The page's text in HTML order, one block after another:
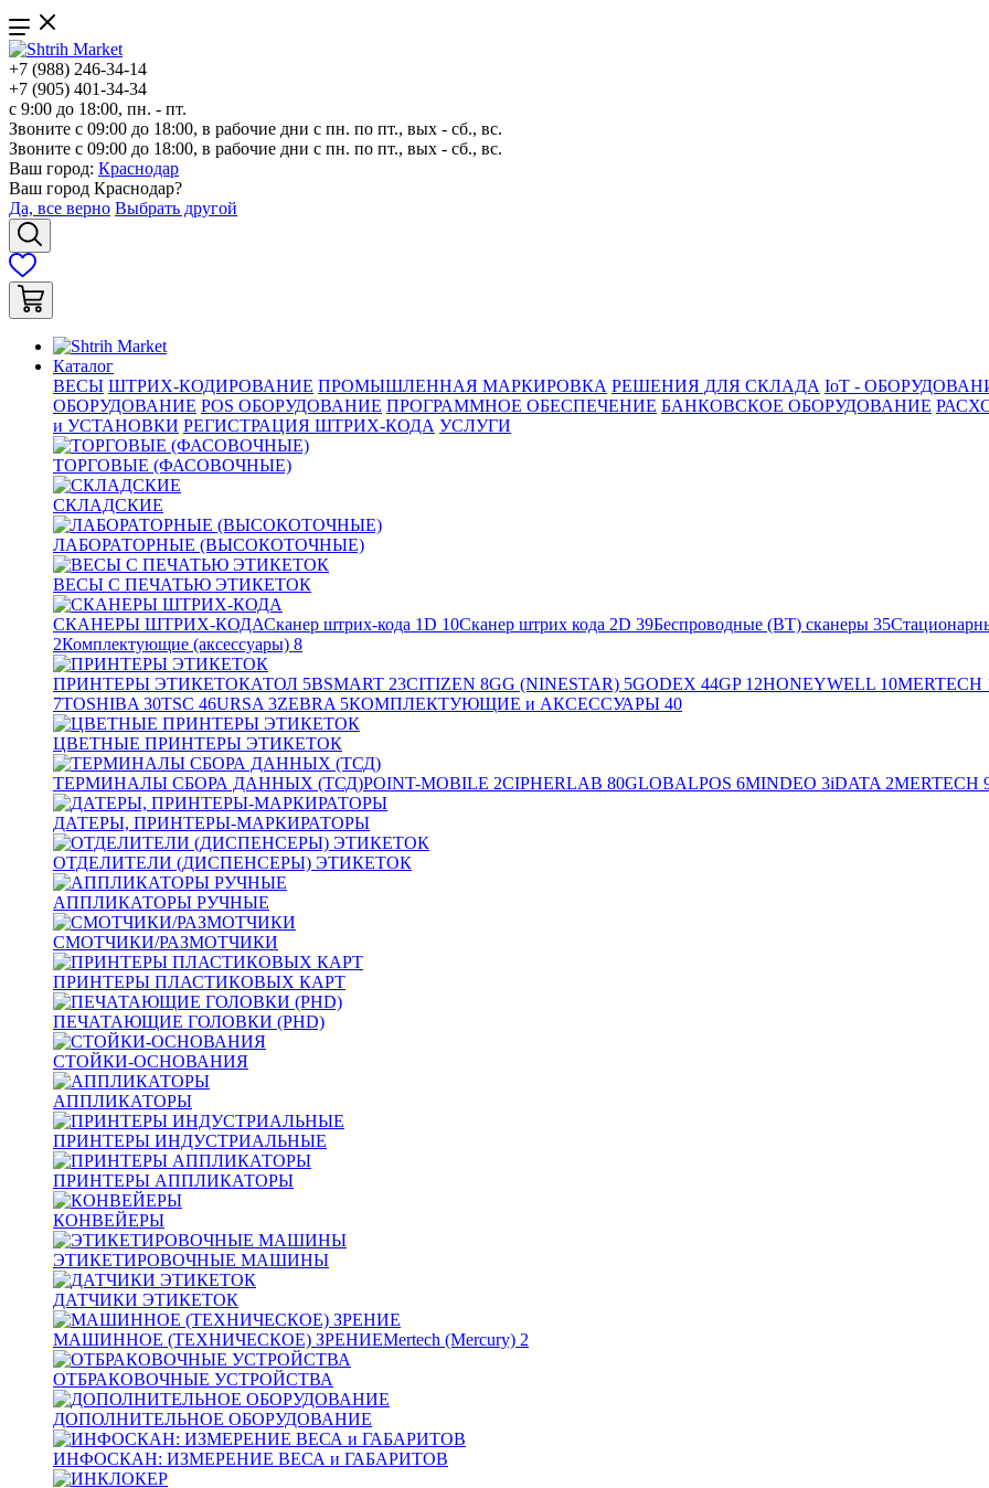
+7 (988) 246-34-14
+7 (905) 401-34-34
с 9:00 до 18:00, пн. - пт.
Звоните с 09:00 до 18:00, в рабочие дни с пн. по пт., вых - сб., вс.
Звоните с 09:00 до 18:00, в рабочие дни с пн. по пт., вых - сб., вс.
Ваш город: Краснодар
Ваш город Краснодар?
Да, все верно Выбрать другой
Каталог
ВЕСЫ ШТРИХ-КОДИРОВАНИЕ ПРОМЫШЛЕННАЯ МАРКИРОВКА РЕШЕНИЯ ДЛЯ СКЛАДА IoT -
ОБОРУДОВАНИЕ POS ОБОРУДОВАНИЕ ПРОГРАММНОЕ ОБЕСПЕЧЕНИЕ БАНКОВСКОЕ ОБОРУДОВАНИЕ
и УСТАНОВКИ РЕГИСТРАЦИЯ ШТРИХ-КОДА УСЛУГИ
ТОРГОВЫЕ (ФАСОВОЧНЫЕ)
СКЛАДСКИЕ
ЛАБОРАТОРНЫЕ (ВЫСОКОТОЧНЫЕ)
ВЕСЫ С ПЕЧАТЬЮ ЭТИКЕТОК
СКАНЕРЫ ШТРИХ-КОДАСканер штрих-кода 1D 10Сканер штрих кода 2D 39Беспроводные (BT) сканеры 35
2Комплектующие (аксессуары) 8
ПРИНТЕРЫ ЭТИКЕТОКАТОЛ 5BSMART 23CITIZEN 8GG (NINESTAR) 5GODEX 44GP12HONEYWELL 10MERTECH
7TOSHIBA 30TSC 46URSA 3ZEBRA 5КОМПЛЕКТУЮЩИЕ и АКСЕССУАРЫ 40
ЦВЕТНЫЕ ПРИНТЕРЫ ЭТИКЕТОК
ТЕРМИНАЛЫ СБОРА ДАННЫХ (ТСД)POINT-MOBILE 2CIPHERLAB 80GLOBALPOS 6MINDEO 3iDATA 2MERTECH
ДАТЕРЫ, ПРИНТЕРЫ-МАРКИРАТОРЫ
ОТДЕЛИТЕЛИ (ДИСПЕНСЕРЫ) ЭТИКЕТОК
АППЛИКАТОРЫ РУЧНЫЕ
СМОТЧИКИ/РАЗМОТЧИКИ
ПРИНТЕРЫ ПЛАСТИКОВЫХ КАРТ
ПЕЧАТАЮЩИЕ ГОЛОВКИ (PHD)
СТОЙКИ-ОСНОВАНИЯ
АППЛИКАТОРЫ
ПРИНТЕРЫ ИНДУСТРИАЛЬНЫЕ
ПРИНТЕРЫ АППЛИКАТОРЫ
КОНВЕЙЕРЫ
ЭТИКЕТИРОВОЧНЫЕ МАШИНЫ
ДАТЧИКИ ЭТИКЕТОК
МАШИННОЕ (ТЕХНИЧЕСКОЕ) ЗРЕНИЕMertech (Mercury) 2
ОТБРАКОВОЧНЫЕ УСТРОЙСТВА
ДОПОЛНИТЕЛЬНОЕ ОБОРУДОВАНИЕ
ИНФОСКАН: ИЗМЕРЕНИЕ ВЕСА и ГАБАРИТОВ